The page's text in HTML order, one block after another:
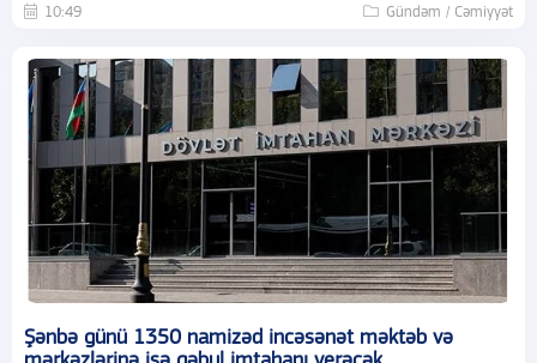
10:49 Gündəm / Cəmiyyət
Şənbə günü 1350 namizəd incəsənət məktəb və